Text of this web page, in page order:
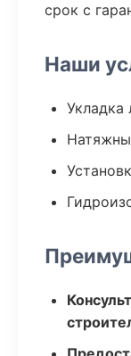
срок с
Наши
Укладка